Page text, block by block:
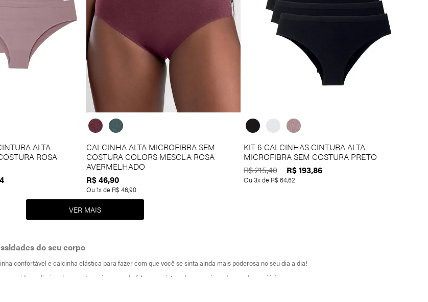
ALTA
ROSA
CALCINHA ALTA MICROFIBRA SEM
COSTURA COLORS MESCLA ROSA
AVERMELHADO
R$46,90
Ou 1x de R$ 46,90
KIT 6 CALCINHAS CINTURA ALTA
MICROFIBRA SEM COSTURA PRETO
R$215,40 R$193,86
Ou 3x de R$ 64,62
do seu corpo
confortável e calcinha elástica para fazer com que você se sinta ainda mais poderosa no seu dia a dia!
vida profissional: se sente mais capaz de liderar projetos, de ser mais poderosa do que já é.
tecidos de elevado padrão de qualidade, como a microfibra. Além disso, nossas peças esticam, ajustando-se perfeitamente ao